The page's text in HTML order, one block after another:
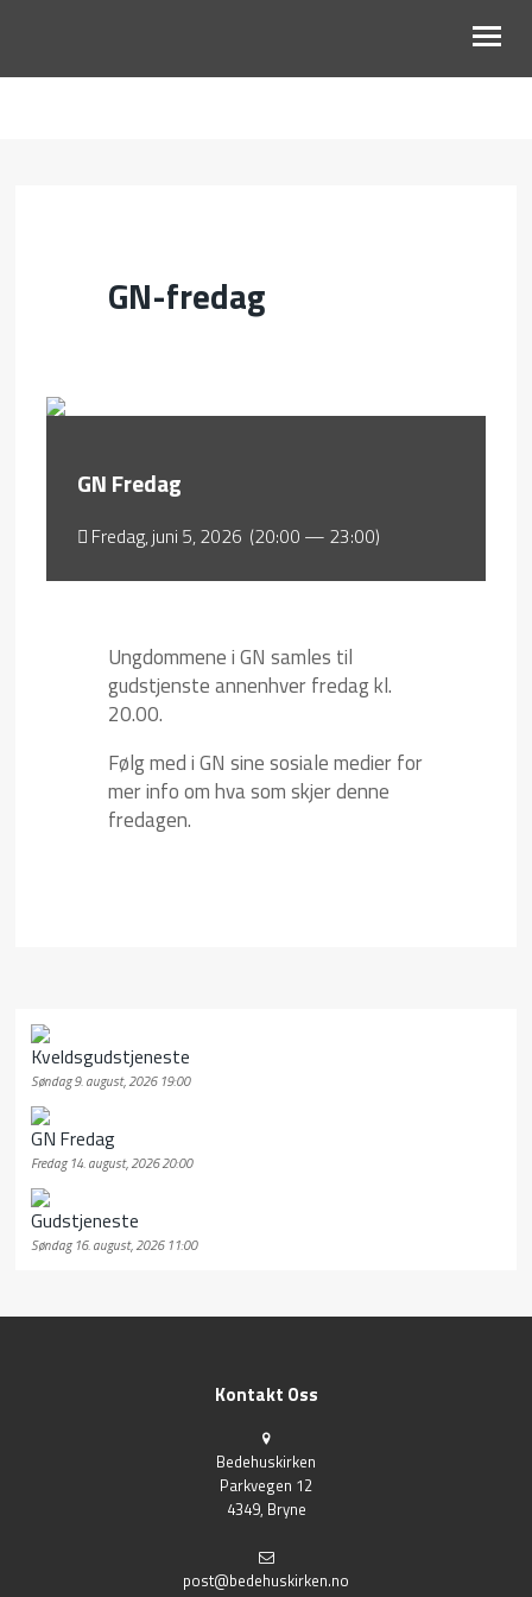
RESSURSER
GN-fredag
GN Fredag
Fredag, juni 5, 2026 (20:00 — 23:00)
Ungdommene i GN samles til
gudstjenste annenhver fredag kl.
20.00.
Følg med i GN sine sosiale medier for
mer info om hva som skjer denne
fredagen.
Kveldsgudstjeneste
Søndag 9. august, 2026 19:00
GN Fredag
Fredag 14. august, 2026 20:00
Gudstjeneste
Søndag 16. august, 2026 11:00
Kontakt Oss
Bedehuskirken
Parkvegen 12
4349, Bryne
post@bedehuskirken.no